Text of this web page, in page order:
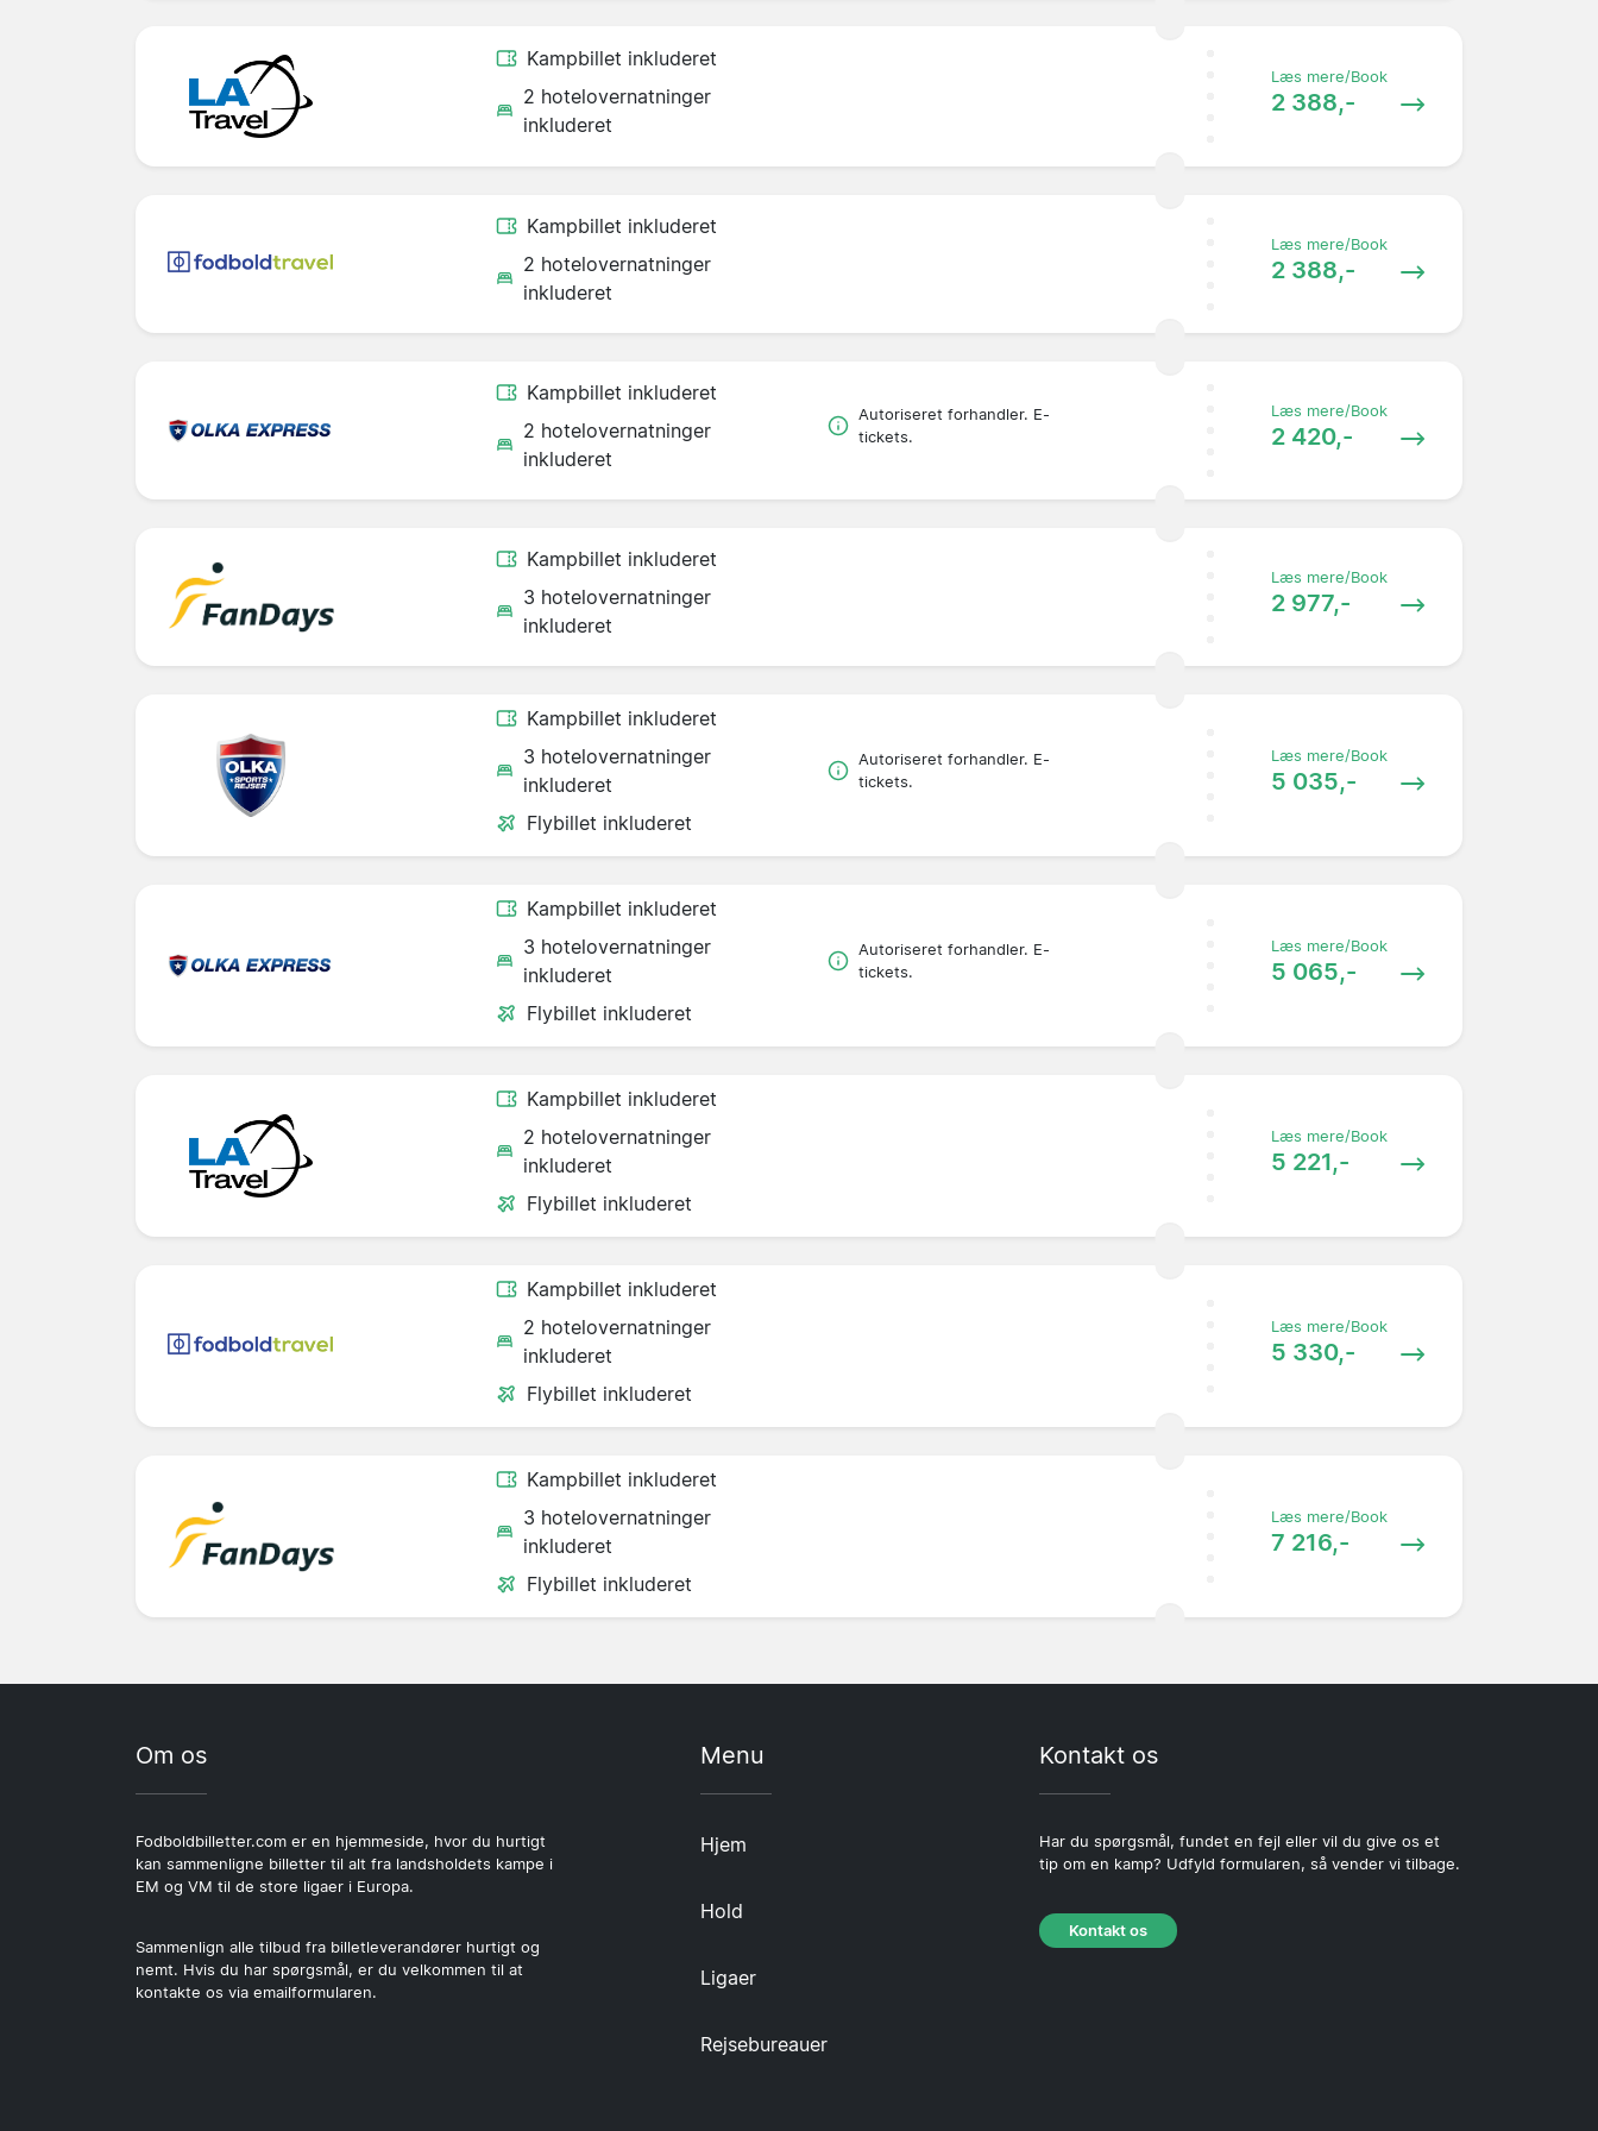
Kampbillet inkluderet
2 hotelovernatninger
inkluderet
Læs mere/Book
2 388,-
Kampbillet inkluderet
2 hotelovernatninger
inkluderet
Læs mere/Book
2 388,-
Kampbillet inkluderet
2 hotelovernatninger
inkluderet
Autoriseret forhandler. E-
tickets.
Læs mere/Book
2 420,-
Kampbillet inkluderet
3 hotelovernatninger
inkluderet
Læs mere/Book
2 977,-
Kampbillet inkluderet
3 hotelovernatninger
inkluderet
Flybillet inkluderet
Autoriseret forhandler. E-
tickets.
Læs mere/Book
5 035,-
Kampbillet inkluderet
3 hotelovernatninger
inkluderet
Flybillet inkluderet
Autoriseret forhandler. E-
tickets.
Læs mere/Book
5 065,-
Kampbillet inkluderet
2 hotelovernatninger
inkluderet
Flybillet inkluderet
Læs mere/Book
5 221,-
Kampbillet inkluderet
2 hotelovernatninger
inkluderet
Flybillet inkluderet
Læs mere/Book
5 330,-
Kampbillet inkluderet
3 hotelovernatninger
inkluderet
Flybillet inkluderet
Læs mere/Book
7 216,-
Om os
Fodboldbilletter.com er en hjemmeside, hvor du hurtigt
kan sammenligne billetter til alt fra landsholdets kampe i
EM og VM til de store ligaer i Europa.
Sammenlign alle tilbud fra billetleverandører hurtigt og
nemt. Hvis du har spørgsmål, er du velkommen til at
kontakte os via emailformularen.
Menu
Hjem
Hold
Ligaer
Rejsebureauer
Kontakt os
Har du spørgsmål, fundet en fejl eller vil du give os et
tip om en kamp? Udfyld formularen, så vender vi tilbage.
Kontakt os